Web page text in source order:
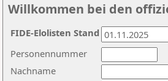
Willkommen bei den
Nachname
Personennummer
FIDE-Elolisten Stand